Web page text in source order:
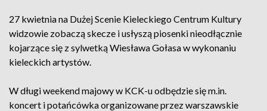
27 kwietnia na Dużej Scenie Kieleckiego Centrum Kultury
widzowie zobaczą skecze i usłyszą piosenki nieodłącznie
kojarzące się z sylwetką Wiesława Gołasa w wykonaniu
kieleckich artystów.
W długi weekend majowy w KCK-u odbędzie się m.in.
koncert i potańcówka organizowane przez warszawskie